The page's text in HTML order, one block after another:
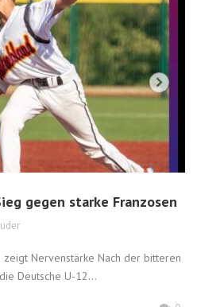
gegen starke Franzosen
zeigt Nervenstärke Nach der bitteren
Deutsche U-12...